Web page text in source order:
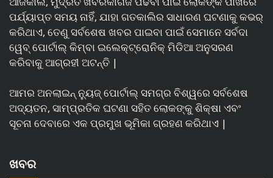
ପର୍ଯ୍ୟାପ୍ତ ସମୟ ନାହିଁ, ଯାହା ଗତକାଲିର ସାଧାରଣ ଘଟଣାକୁ କଭର୍
କରିଥାଏ, ତେଣୁ ସର୍ବଶେଷ ଖବର ପାଇବା ପାଇଁ ସେମାନେ ସର୍ବଦା
ୱେବ୍ ପୋର୍ଟାଲ୍ କିମ୍ବା ଇଲେକ୍ଟ୍ରୋନିକ୍ ମିଡିଆ ଅନୁସରଣ
କରିବାକୁ ଆଗ୍ରହୀ ଅଟନ୍ତି |
ଆମର ଅନଲାଇନ୍ ନ୍ୟୁଜ୍ ପୋର୍ଟାଲ୍ ସମଗ୍ର ବିଶ୍ୱରେ ସର୍ବଶେଷ
ଅଦ୍ୟତନ, ସାମ୍ପ୍ରତିକ ଘଟଣା ସହିତ ଲୋକଙ୍କୁ ଶିକ୍ଷା ଏବଂ
ସୂଚନା ଦେବାରେ ଏକ ପ୍ରମୁଖ ଭୂମିକା ଗ୍ରହଣ କରିଥାଏ |
ଖବର